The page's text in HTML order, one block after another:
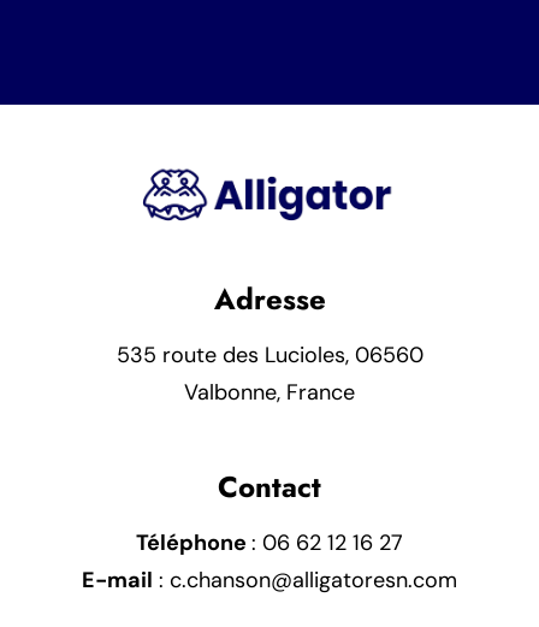
Adresse
535 route des Lucioles, 06560
Valbonne, France
Contact
Téléphone : 06 62 12 16 27
E-mail : c.chanson@alligatoresn.com